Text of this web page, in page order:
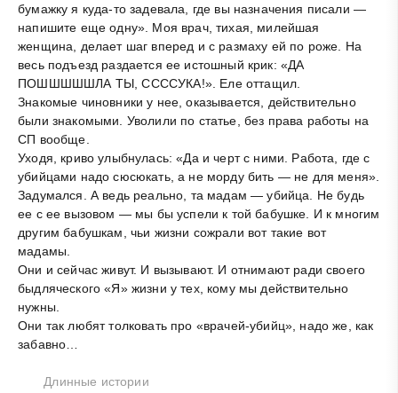
бумажку я куда-то задевала, где вы назначения писали —
напишите еще одну». Моя врач, тихая, милейшая
женщина, делает шаг вперед и с размаху ей по роже. На
весь подъезд раздается ее истошный крик: «ДА
ПОШШШШШЛА ТЫ, ССССУКА!». Еле оттащил.
Знакомые чиновники у нее, оказывается, действительно
были знакомыми. Уволили по статье, без права работы на
СП вообще.
Уходя, криво улыбнулась: «Да и черт с ними. Работа, где с
убийцами надо сюсюкать, а не морду бить — не для меня».
Задумался. А ведь реально, та мадам — убийца. Не будь
ее с ее вызовом — мы бы успели к той бабушке. И к многим
другим бабушкам, чьи жизни сожрали вот такие вот
мадамы.
Они и сейчас живут. И вызывают. И отнимают ради своего
быдляческого «Я» жизни у тех, кому мы действительно
нужны.
Они так любят толковать про «врачей-убийц», надо же, как
забавно…
Длинные истории